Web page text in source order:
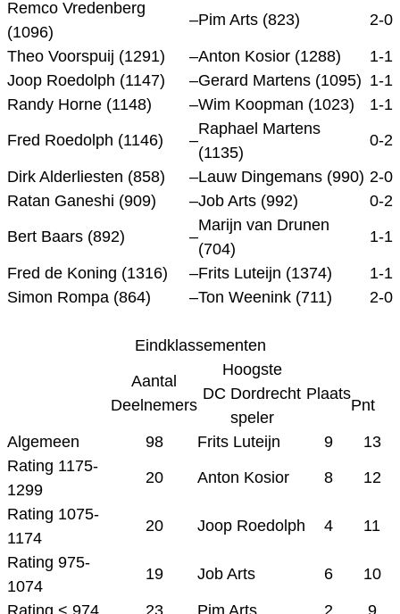
Remco Vredenberg
(1096)
–Pim Arts (823) 2-0
Theo Voorspuij (1291) –Anton Kosior (1288)
1-1
Joop Roedolph (1147)
–Gerard Martens (1095) 1-1
Randy Horne (1148)
–Wim Koopman (1023)
1-1
Fred Roedolph (1146)
–
Raphael Martens
(1135)
0-2
Dirk Alderliesten (858) –Lauw Dingemans (990) 2-0
Ratan Ganeshi (909)
–Job Arts (992)
0-2
Bert Baars (892)
–
Marijn van Drunen
(704)
1-1
Fred de Koning (1316) –Frits Luteijn (1374)
1-1
Simon Rompa (864)
–Ton Weenink (711) 2-0
Eindklassementen
Aantal
Deelnemers
Hoogste
DC Dordrecht
speler
Plaats
Pnt
Algemeen 98 Frits Luteijn 9
13
Rating 1175-
1299
20 Anton Kosior 8 12
Rating 1075-
1174
20 Joop Roedolph 4 11
Rating 975-
1074
19 Job Arts 6 10
Rating < 974 23 Pim Arts 2
9